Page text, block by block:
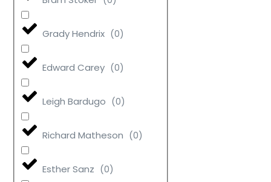
Grady Hendrix (0)
Edward Carey (0)
Leigh Bardugo (0)
Richard Matheson (0)
Esther Sanz (0)